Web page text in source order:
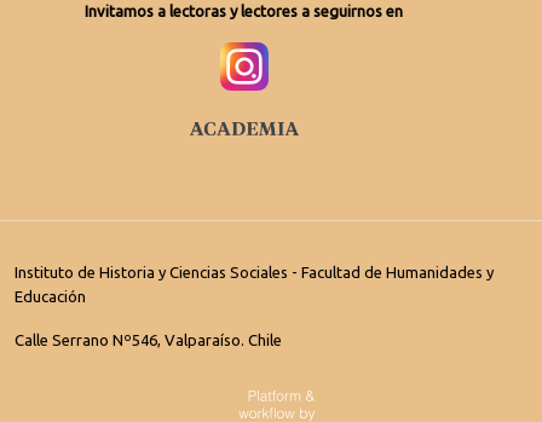
Invitamos a lectoras y lectores a seguirnos en
Instituto de Historia y Ciencias Sociales - Facultad de Humanidades y
Educación
Calle Serrano Nº546, Valparaíso. Chile